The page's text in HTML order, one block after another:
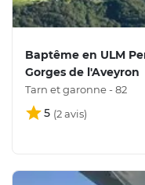
Baptême en ULM
Gorges de l'Aveyron
Tarn et garonne - 82
5